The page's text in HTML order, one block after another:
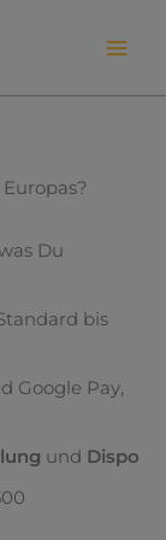
Du
bis
Google Pay,
und Dispo